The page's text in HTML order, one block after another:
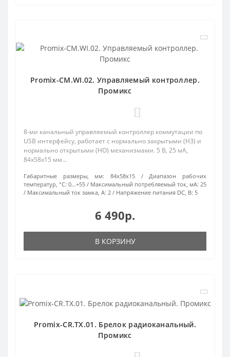
Promix-CM.WI.02. Управляемый контроллер.
Промикс
8-ми канальный управляемый контроллер коммутации по
USB интерфейсу, работает с нормально закрытыми (НЗ) и
нормально открытыми (НО) механизмами. 5 В, 25 мА,
84х58х15 мм...
Габаритные размеры, мм: 84х58х15
Диапазон рабочих
температур, °С: 0…+55 Максимальный потребляемый ток, мА: 25
Максимальный ток замка, А: 2 Напряжение питания DC, В: 5
6 490р.
В КОРЗИНУ
Promix-CR.TX.01. Брелок радиоканальный.
Промикс